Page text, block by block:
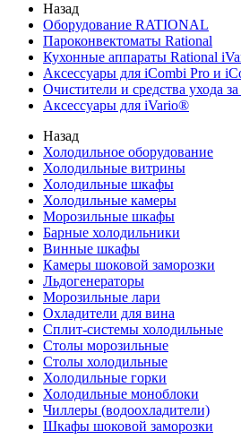
Назад
Оборудование RATIONAL
Пароконвектоматы Rational
Кухонные аппараты Rational
Аксессуары для iCombi Pro и
Очистители и средства ухода
Аксессуары для iVario®
Назад
Холодильное оборудование
Холодильные витрины
Холодильные шкафы
Холодильные камеры
Морозильные шкафы
Барные холодильники
Винные шкафы
Камеры шоковой заморозки
Льдогенераторы
Морозильные лари
Охладители для вина
Сплит-системы холодильные
Столы морозильные
Столы холодильные
Холодильные горки
Холодильные моноблоки
Чиллеры (водоохладители)
Шкафы шоковой заморозки